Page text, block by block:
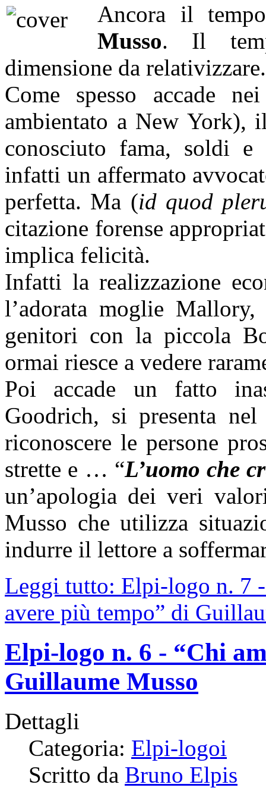
Ancora il
Musso. Il
dimensione da relativizzare.
Come spesso accade
ambientato a New York),
conosciuto fama, soldi e
infatti un affermato
perfetta. Ma (id quod
citazione forense
implica felicità.
Infatti la realizzazione
l’adorata moglie
genitori con la piccola
ormai riesce a vedere
Poi accade un fatto
Goodrich, si presenta
riconoscere le persone
strette e … “L’uomo che
un’apologia dei veri
Musso che utilizza
indurre il lettore a
Leggi tutto: Elpi-logo n. 7 -
avere più tempo” di
Elpi-logo n. 6 - “Chi
Guillaume Musso
Dettagli
Categoria: Elpi-logoi
Scritto da Bruno Elpis